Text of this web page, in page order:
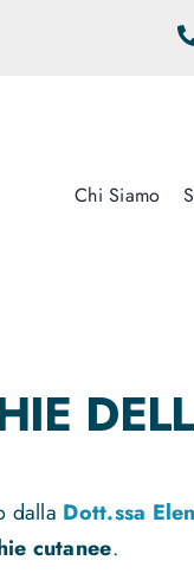
Chi Siamo
dalla Dott.ssa
cutanee.